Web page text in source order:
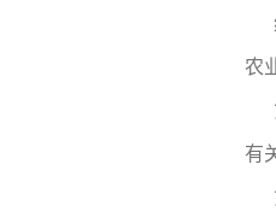
农
有